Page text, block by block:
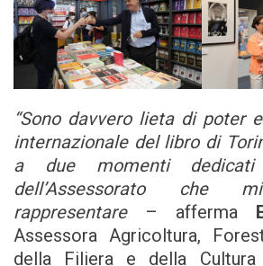
“Sono davvero lieta di poter
internazionale del libro di
a due momenti
dell’Assessorato
rappresentare– afferma
Assessora Agricoltura,
della Filiera e della